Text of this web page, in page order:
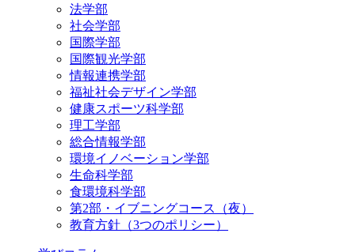
法学部
社会学部
国際学部
国際観光学部
情報連携学部
福祉社会デザイン学部
健康スポーツ科学部
理工学部
総合情報学部
環境イノベーション学部
生命科学部
食環境科学部
第2部・イブニングコース（夜）
教育方針（3つのポリシー）